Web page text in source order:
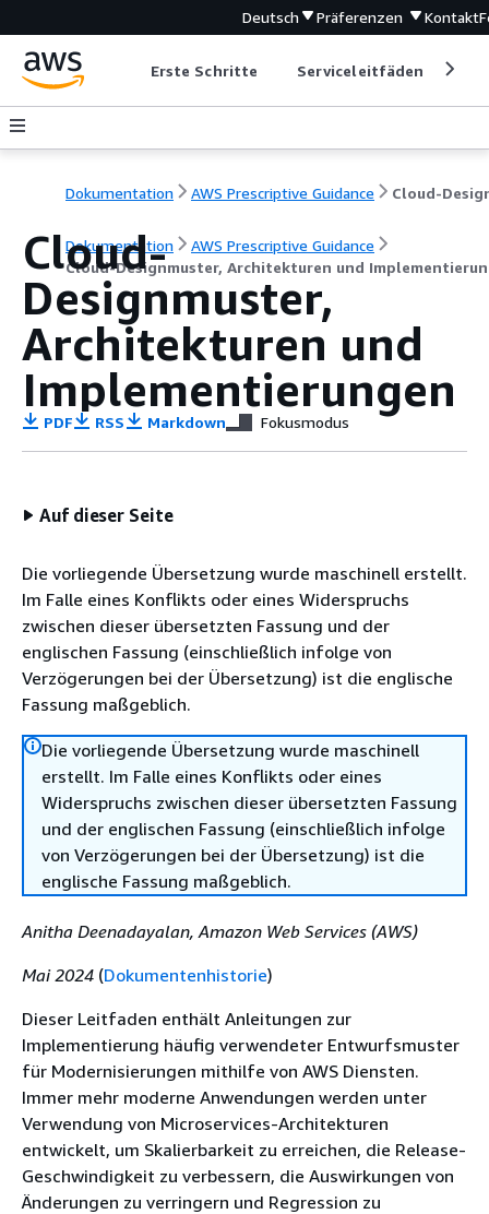
Deutsch Präferenzen Kontakt
Erste Schritte Serviceleitfäden
Dokumentation AWS Prescriptive Guidance
Dokumentation
AWS Prescriptive Guidance
Cloud-Designmuster, Architekturen und
Cloud-
Designmuster,
Architekturen und
Implementierungen
PDF RSS Markdown Fokusmodus
Auf dieser Seite
Die vorliegende Übersetzung wurde maschinell erstellt.
Im Falle eines Konflikts oder eines Widerspruchs
zwischen dieser übersetzten Fassung und der
englischen Fassung (einschließlich infolge von
Verzögerungen bei der Übersetzung) ist die englische
Fassung maßgeblich.
Die vorliegende Übersetzung wurde maschinell
erstellt. Im Falle eines Konflikts oder eines
Widerspruchs zwischen dieser übersetzten Fassung
und der englischen Fassung (einschließlich infolge
von Verzögerungen bei der Übersetzung) ist die
englische Fassung maßgeblich.
Anitha Deenadayalan, Amazon Web Services (AWS)
Mai 2024 (Dokumentenhistorie)
Dieser Leitfaden enthält Anleitungen zur
Implementierung häufig verwendeter Entwurfsmuster
für Modernisierungen mithilfe von AWS Diensten.
Immer mehr moderne Anwendungen werden unter
Verwendung von Microservices-Architekturen
entwickelt, um Skalierbarkeit zu erreichen, die Release-
Geschwindigkeit zu verbessern, die Auswirkungen von
Änderungen zu verringern und Regression zu